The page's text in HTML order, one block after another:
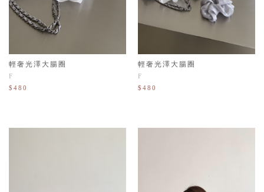
輕奢光澤大腸圈
F
$480
輕奢光澤大腸圈
F
$480